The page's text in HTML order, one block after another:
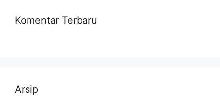
Komentar Terbaru
Arsip